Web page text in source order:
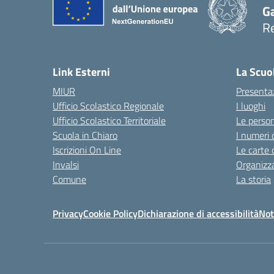
Link Esterni
MIUR
Ufficio Scolastico Regionale
Ufficio Scolastico Territoriale
Scuola in Chiaro
Iscrizioni On Line
Invalsi
Comune
La
I luoghi
Le
I numeri
Le carte
La storia
PrivacyCookie PolicyDichiarazione di accessibilità